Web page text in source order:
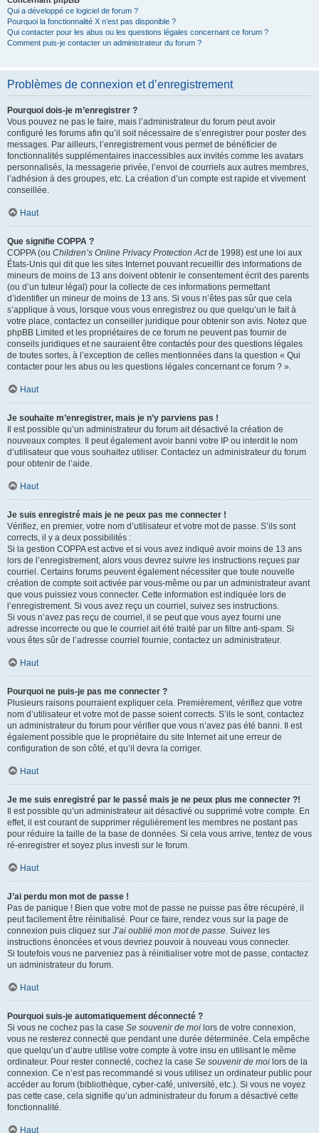
Qui a développé ce logiciel de forum ?
Pourquoi la fonctionnalité X n’est pas disponible ?
Qui contacter pour les abus ou les questions légales concernant ce forum ?
Comment puis-je contacter un administrateur du forum ?
Problèmes de connexion et d’enregistrement
Pourquoi dois-je m’enregistrer ?
Vous pouvez ne pas le faire, mais l’administrateur du forum peut avoir
configuré les forums afin qu’il soit nécessaire de s’enregistrer pour poster des
messages. Par ailleurs, l’enregistrement vous permet de bénéficier de
fonctionnalités supplémentaires inaccessibles aux invités comme les avatars
personnalisés, la messagerie privée, l’envoi de courriels aux autres membres,
l’adhésion à des groupes, etc. La création d’un compte est rapide et vivement
conseillée.
Haut
Que signifie COPPA ?
COPPA (ou Children’s Online Privacy Protection Actde 1998) est une loi aux
États-Unis qui dit que les sites Internet pouvant recueillir des informations de
mineurs de moins de 13 ans doivent obtenir le consentement écrit des parents
(ou d’un tuteur légal) pour la collecte de ces informations permettant
d’identifier un mineur de moins de 13 ans. Si vous n’êtes pas sûr que cela
s’applique à vous, lorsque vous vous enregistrez ou que quelqu’un le fait à
votre place, contactez un conseiller juridique pour obtenir son avis. Notez que
phpBB Limited et les propriétaires de ce forum ne peuvent pas fournir de
conseils juridiques et ne sauraient être contactés pour des questions légales
de toutes sortes, à l’exception de celles mentionnées dans la question « Qui
contacter pour les abus ou les questions légales concernant ce forum ? ».
Haut
Je souhaite m’enregistrer, mais je n’y parviens pas !
Il est possible qu’un administrateur du forum ait désactivé la création de
nouveaux comptes. Il peut également avoir banni votre IP ou interdit le nom
d’utilisateur que vous souhaitez utiliser. Contactez un administrateur du forum
pour obtenir de l’aide.
Haut
Je suis enregistré mais je ne peux pas me connecter !
Vérifiez, en premier, votre nom d’utilisateur et votre mot de passe. S’ils sont
corrects, il y a deux possibilités :
Si la gestion COPPA est active et si vous avez indiqué avoir moins de 13 ans
lors de l’enregistrement, alors vous devrez suivre les instructions reçues par
courriel. Certains forums peuvent également nécessiter que toute nouvelle
création de compte soit activée par vous-même ou par un administrateur avant
que vous puissiez vous connecter. Cette information est indiquée lors de
l’enregistrement. Si vous avez reçu un courriel, suivez ses instructions.
Si vous n’avez pas reçu de courriel, il se peut que vous ayez fourni une
adresse incorrecte ou que le courriel ait été traité par un filtre anti-spam. Si
vous êtes sûr de l’adresse courriel fournie, contactez un administrateur.
Haut
Pourquoi ne puis-je pas me connecter ?
Plusieurs raisons pourraient expliquer cela. Premièrement, vérifiez que votre
nom d’utilisateur et votre mot de passe soient corrects. S’ils le sont, contactez
un administrateur du forum pour vérifier que vous n’avez pas été banni. Il est
également possible que le propriétaire du site Internet ait une erreur de
configuration de son côté, et qu’il devra la corriger.
Haut
Je me suis enregistré par le passé mais je ne peux plus me connecter ?!
Il est possible qu’un administrateur ait désactivé ou supprimé votre compte. En
effet, il est courant de supprimer régulièrement les membres ne postant pas
pour réduire la taille de la base de données. Si cela vous arrive, tentez de vous
ré-enregistrer et soyez plus investi sur le forum.
Haut
J’ai perdu mon mot de passe !
Pas de panique ! Bien que votre mot de passe ne puisse pas être récupéré, il
peut facilement être réinitialisé. Pour ce faire, rendez vous sur la page de
connexion puis cliquez sur J’ai oublié mon mot de passe. Suivez les
instructions énoncées et vous devriez pouvoir à nouveau vous connecter.
Si toutefois vous ne parveniez pas à réinitialiser votre mot de passe, contactez
un administrateur du forum.
Haut
Pourquoi suis-je automatiquement déconnecté ?
Si vous ne cochez pas la case Se souvenir de moi lors de votre connexion,
vous ne resterez connecté que pendant une durée déterminée. Cela empêche
que quelqu’un d’autre utilise votre compte à votre insu en utilisant le même
ordinateur. Pour rester connecté, cochez la case Se souvenir de moi lors de la
connexion. Ce n’est pas recommandé si vous utilisez un ordinateur public pour
accéder au forum (bibliothèque, cyber-café, université, etc.). Si vous ne voyez
pas cette case, cela signifie qu’un administrateur du forum a désactivé cette
fonctionnalité.
Haut